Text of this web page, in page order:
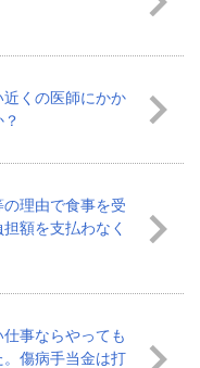
くの医師にかか
理由で食事を受
額を支払わなく
事ならやっても
傷病手当金は打